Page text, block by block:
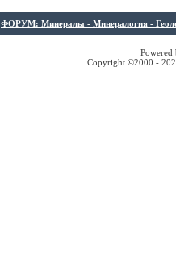
ФОРУМ: Минералы - Минералогия -
Copyright ©2000 -